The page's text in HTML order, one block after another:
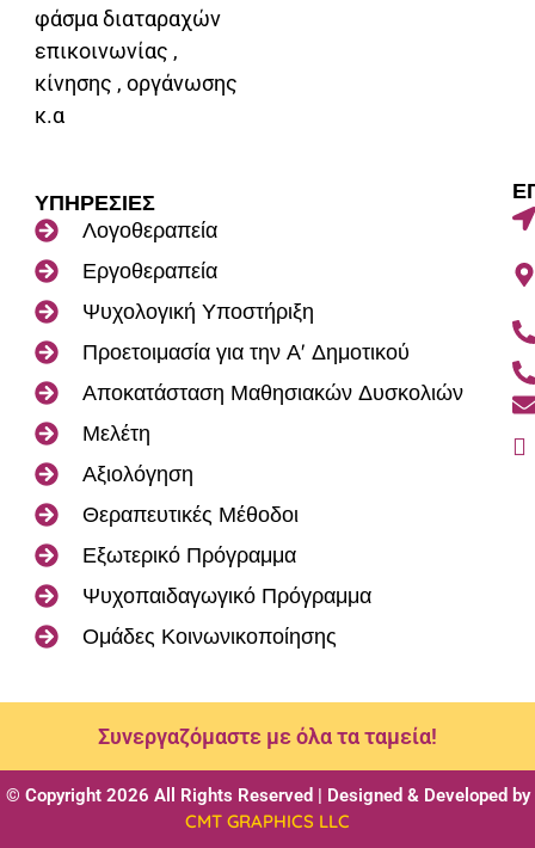
φάσμα διαταραχών
επικοινωνίας ,
κίνησης , οργάνωσης
κ.α
ΥΠΗΡΕΣΙΕΣ
Λογοθεραπεία
Εργοθεραπεία
Ψυχολογική Υποστήριξη
Προετοιμασία για την Α' Δημοτικού
Αποκατάσταση Μαθησιακών Δυσκολιών
Μελέτη
Αξιολόγηση
Θεραπευτικές Μέθοδοι
Εξωτερικό Πρόγραμμα
Ψυχοπαιδαγωγικό Πρόγραμμα
Ομάδες Κοινωνικοποίησης
Συνεργαζόμαστε με όλα τα ταμεία!
© Copyright 2026 All Rights Reserved | Designed & Developed by
CMT GRAPHICS LLC